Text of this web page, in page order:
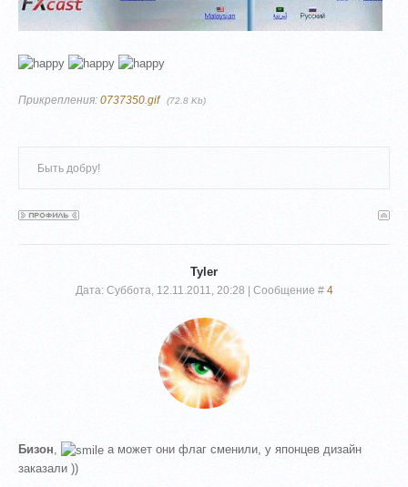
Прикрепления:0737350.gif (72.8 Kb)
Быть добру!
Tyler
Дата: Суббота, 12.11.2011, 20:28 | Сообщение # 4
Бизон,
а может они флаг сменили, у японцев дизайн
заказали ))